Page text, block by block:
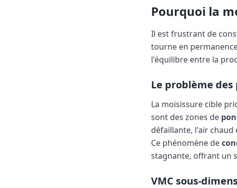
Pourquoi la
Il est frustrant de
tourne en
l'équilibre entre la
Le problème
La moisissure cible
sont des zones de
défaillante, l'air
Ce phénomène de
stagnante, offrant un
VMC sous-